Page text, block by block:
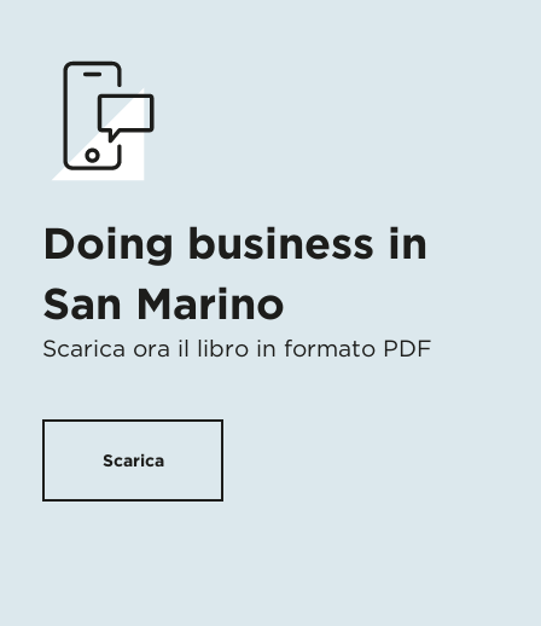
Doing business in
San Marino
Scarica ora il libro in formato PDF
Scarica